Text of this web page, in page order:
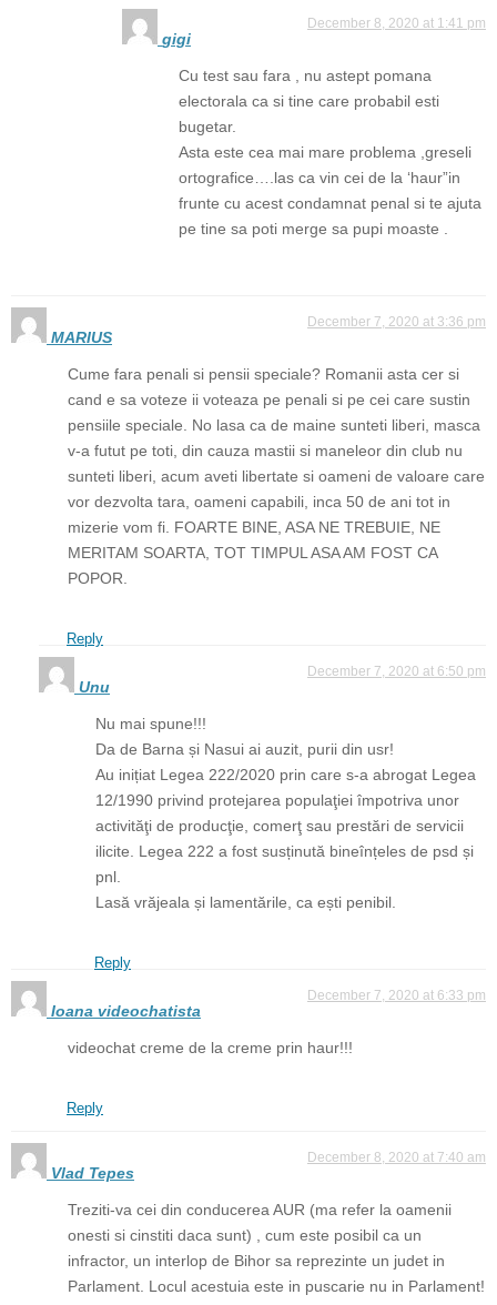
gigi
December 8, 2020 at 1:41 pm
Cu test sau fara , nu astept pomana
electorala ca si tine care probabil esti
bugetar.
Asta este cea mai mare problema ,greseli
ortografice….las ca vin cei de la ‘haur”in
frunte cu acest condamnat penal si te ajuta
pe tine sa poti merge sa pupi moaste .
MARIUS
December 7, 2020 at 3:36 pm
Cume fara penali si pensii speciale? Romanii asta cer si
cand e sa voteze ii voteaza pe penali si pe cei care sustin
pensiile speciale. No lasa ca de maine sunteti liberi, masca
v-a futut pe toti, din cauza mastii si maneleor din club nu
sunteti liberi, acum aveti libertate si oameni de valoare care
vor dezvolta tara, oameni capabili, inca 50 de ani tot in
mizerie vom fi. FOARTE BINE, ASA NE TREBUIE, NE
MERITAM SOARTA, TOT TIMPUL ASA AM FOST CA
POPOR.
Reply
Unu
December 7, 2020 at 6:50 pm
Nu mai spune!!!
Da de Barna și Nasui ai auzit, purii din usr!
Au inițiat Legea 222/2020 prin care s-a abrogat Legea
12/1990 privind protejarea populaţiei împotriva unor
activităţi de producţie, comerţ sau prestări de servicii
ilicite. Legea 222 a fost susținută bineînțeles de psd și
pnl.
Lasă vrăjeala și lamentările, ca ești penibil.
Reply
Ioana videochatista
December 7, 2020 at 6:33 pm
videochat creme de la creme prin haur!!!
Reply
Vlad Tepes
December 8, 2020 at 7:40 am
Treziti-va cei din conducerea AUR (ma refer la oamenii
onesti si cinstiti daca sunt) , cum este posibil ca un
infractor, un interlop de Bihor sa reprezinte un judet in
Parlament. Locul acestuia este in puscarie nu in Parlament!